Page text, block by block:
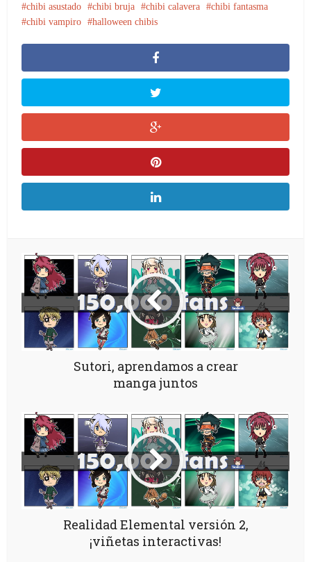
chibi asustado chibi bruja chibi calavera
chibi fantasma
chibi vampiro
halloween chibis
Sutori, aprendamos a crear
manga juntos
Realidad Elemental versión 2,
¡viñetas interactivas!